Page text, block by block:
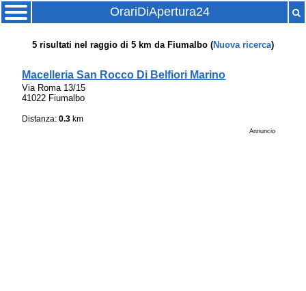
OrariDiApertura24
5 risultati nel raggio di 5 km da Fiumalbo (Nuova ricerca)
Macelleria San Rocco Di Belfiori Marino
Via Roma 13/15
41022 Fiumalbo
Distanza:0.3 km
Annuncio